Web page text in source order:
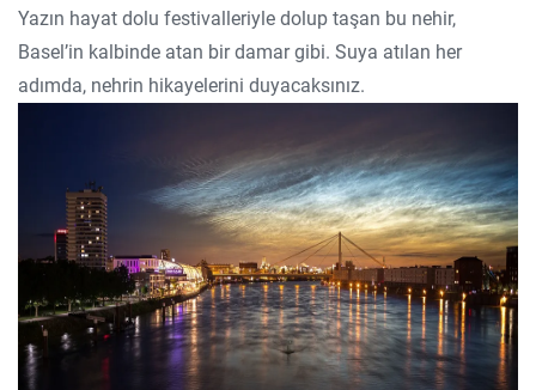
Yazın hayat dolu festivalleriyle dolup taşan bu nehir,
Basel’in kalbinde atan bir damar gibi. Suya atılan her
adımda, nehrin hikayelerini duyacaksınız.